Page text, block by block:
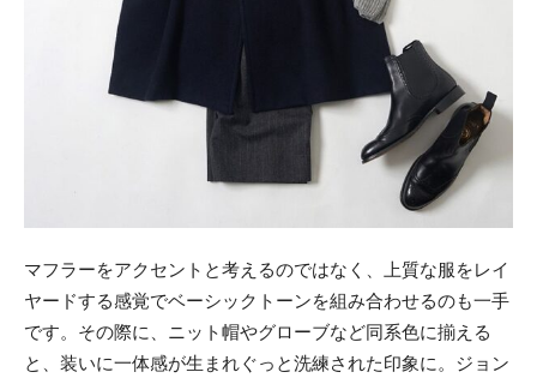
マフラーをアクセントと考えるのではなく、上質な服をレイ
ヤードする感覚でベーシックトーンを組み合わせるのも一手
です。その際に、ニット帽やグローブなど同系色に揃える
と、装いに一体感が生まれぐっと洗練された印象に。ジョン